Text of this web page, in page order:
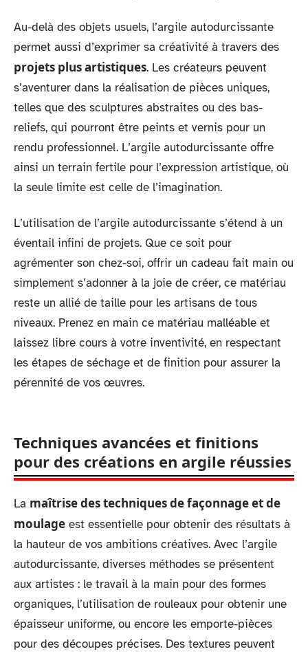
Au-delà des objets usuels, l’argile autodurcissante
permet aussi d’exprimer sa créativité à travers des
projets plus artistiques. Les créateurs peuvent
s’aventurer dans la réalisation de pièces uniques,
telles que des sculptures abstraites ou des bas-
reliefs, qui pourront être peints et vernis pour un
rendu professionnel. L’argile autodurcissante offre
ainsi un terrain fertile pour l’expression artistique, où
la seule limite est celle de l’imagination.
L’utilisation de l’argile autodurcissante s’étend à un
éventail infini de projets. Que ce soit pour
agrémenter son chez-soi, offrir un cadeau fait main ou
simplement s’adonner à la joie de créer, ce matériau
reste un allié de taille pour les artisans de tous
niveaux. Prenez en main ce matériau malléable et
laissez libre cours à votre inventivité, en respectant
les étapes de séchage et de finition pour assurer la
pérennité de vos œuvres.
Techniques avancées et finitions
pour des créations en argile réussies
La maîtrise des techniques de façonnage et de
moulage est essentielle pour obtenir des résultats à
la hauteur de vos ambitions créatives. Avec l’argile
autodurcissante, diverses méthodes se présentent
aux artistes : le travail à la main pour des formes
organiques, l’utilisation de rouleaux pour obtenir une
épaisseur uniforme, ou encore les emporte-pièces
pour des découpes précises. Des textures peuvent